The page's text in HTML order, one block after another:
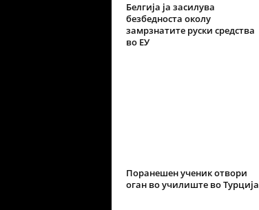
Белгија ја засилува
безбедноста околу
замрзнатите руски средства
во ЕУ
Поранешен ученик отвори
оган во училиште во Турција